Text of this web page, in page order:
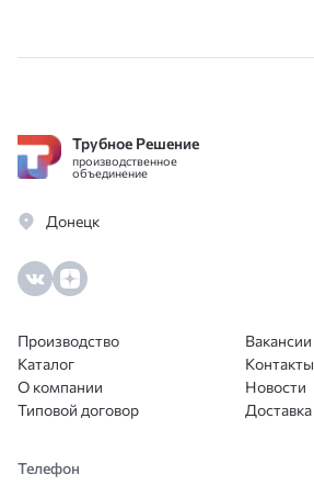
Трубное Решение
производственное
объединение
Донецк
Производство
Каталог
О компании
Типовой договор
Вакансии
Контакты
Новости
Доставка
Телефон